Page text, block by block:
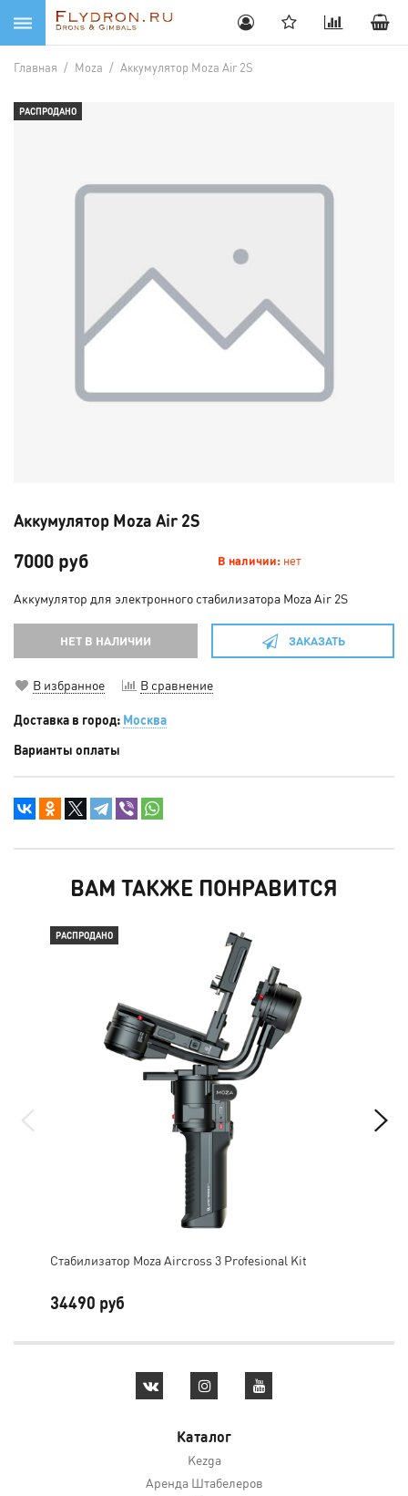
Главная / Moza / Аккумулятор Moza Air 2S
РАСПРОДАНО
Аккумулятор Moza Air 2S
7000 руб В наличии: нет
Аккумулятор для электронного стабилизатора Moza Air 2S
НЕТ В НАЛИЧИИ ЗАКАЗАТЬ
В избранное В сравнение
Доставка в город: Москва
Варианты оплаты
ВАМ ТАКЖЕ ПОНРАВИТСЯ
РАСПРОДАНО
Стабилизатор Moza Aircross 3 Profesional Kit
34490 руб
Каталог
Kezga
Аренда Штабелеров